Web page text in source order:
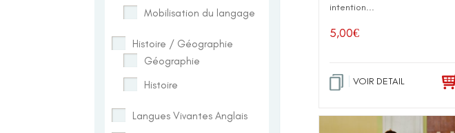
intention...
5,00€
VOIR DETAIL
Mobilisation du langage
Histoire / Géographie
Géographie
Histoire
Langues Vivantes Anglais